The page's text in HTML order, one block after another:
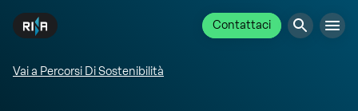
Contattaci
Vai a Percorsi Di Sostenibilità